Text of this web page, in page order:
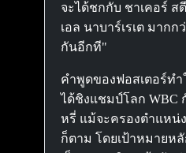
จะได้ชกกับ ชาเคอร์ ส
เอล นาบาร์เรเต มาก
กันอีกที"
คำพูดของฟอสเตอร์ทำ
ได้ชิงแชมป์โลก WBC
หรี่ แม้จะครองตำแหน่
ก็ตาม โดยเป้าหมายห